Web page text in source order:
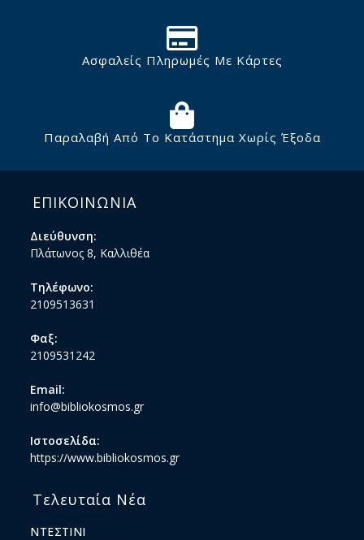
Ασφαλείς Πληρωμές Με Κάρτες
Παραλαβή Από Το Κατάστημα Χωρίς Έξοδα
ΕΠΙΚΟΙΝΩΝΙΑ
Διεύθυνση:
Πλάτωνος 8, Καλλιθέα
Τηλέφωνο:
2109513631
Φαξ:
2109531242
Email:
info@bibliokosmos.gr
Ιστοσελίδα:
https://www.bibliokosmos.gr
Τελευταία Νέα
ΝΤΕΣΤΙΝΙ